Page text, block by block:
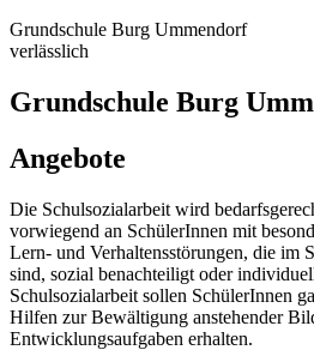
Grundschule Burg Ummendorf
verlässlich
Grundschule Burg
Angebote
Die Schulsozialarbeit wird
vorwiegend an SchülerInnen mit
Lern- und Verhaltensstörungen, die im
sind, sozial benachteiligt oder
Schulsozialarbeit sollen SchülerInnen
Hilfen zur Bewältigung anstehender
Entwicklungsaufgaben erhalten.